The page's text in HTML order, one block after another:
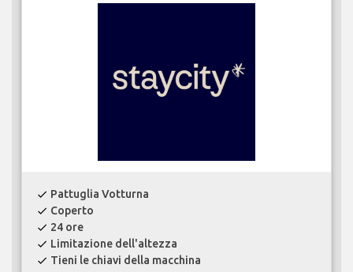
check Pattuglia Votturna
check Coperto
check 24 ore
check Limitazione dell'altezza
check Tieni le chiavi della macchina